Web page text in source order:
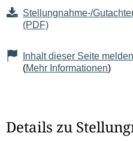
Stellungnahme-/
(PDF)
Inhalt dieser Seite melden
(Mehr Informationen)
Details zu